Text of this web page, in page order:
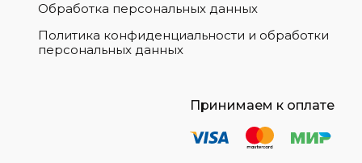
Обработка персональных данных
Политика конфиденциальности и обработки
персональных данных
Принимаем к оплате